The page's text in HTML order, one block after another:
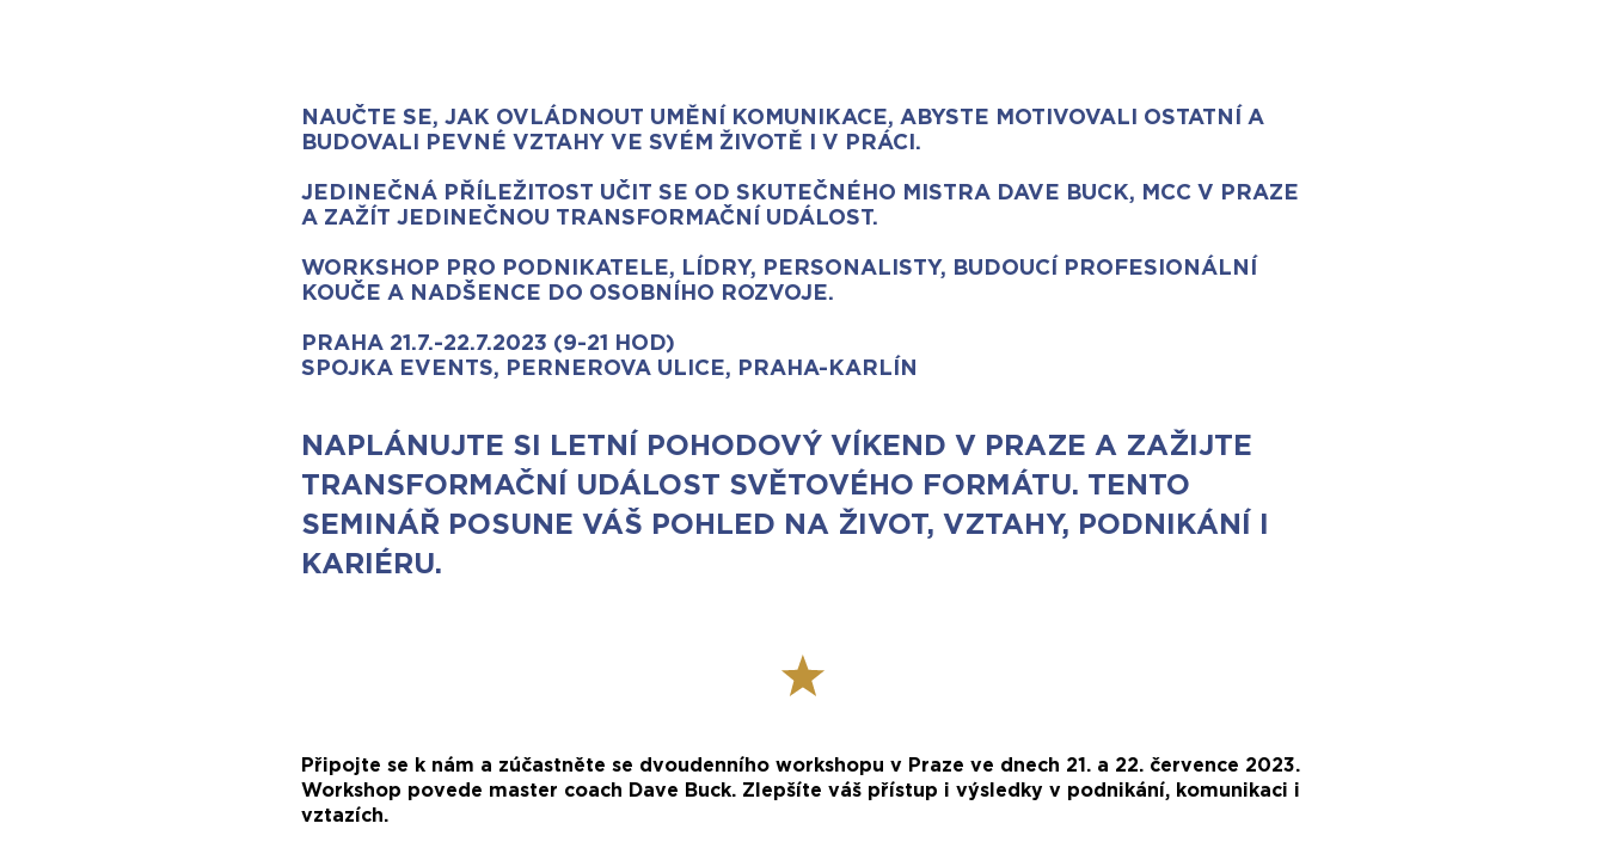
NAUČTE SE, JAK OVLÁDNOUT UMĚNÍ KOMUNIKACE, ABYSTE MOTIVOVALI OSTATNÍ A
BUDOVALI PEVNÉ VZTAHY VE SVÉM ŽIVOTĚ I V PRÁCI.
JEDINEČNÁ PŘÍLEŽITOST UČIT SE OD SKUTEČNÉHO MISTRA DAVE BUCK, MCC V PRAZE
A ZAŽÍT JEDINEČNOU TRANSFORMAČNÍ UDÁLOST.
WORKSHOP PRO PODNIKATELE, LÍDRY, PERSONALISTY, BUDOUCÍ PROFESIONÁLNÍ
KOUČE A NADŠENCE DO OSOBNÍHO ROZVOJE.
PRAHA 21.7.-22.7.2023 (9-21 HOD)
SPOJKA EVENTS, PERNEROVA ULICE, PRAHA-KARLÍN
NAPLÁNUJTE SI LETNÍ POHODOVÝ VÍKEND V PRAZE A ZAŽIJTE
TRANSFORMAČNÍ UDÁLOST SVĚTOVÉHO FORMÁTU. TENTO
SEMINÁŘ POSUNE VÁŠ POHLED NA ŽIVOT, VZTAHY, PODNIKÁNÍ I
KARIÉRU.
Připojte se k nám a zúčastněte se dvoudenního workshopu v Praze ve dnech 21. a 22. července 2023.
Workshop povede master coach Dave Buck. Zlepšíte váš přístup i výsledky v podnikání, komunikaci i
vztazích.